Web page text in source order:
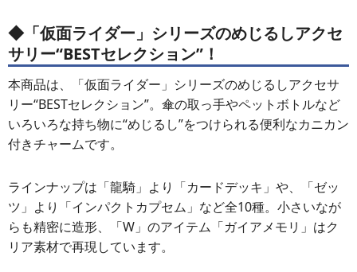
◆「仮面ライダー」シリーズのめじるしアクセ
サリー“BESTセレクション”！
本商品は、「仮面ライダー」シリーズのめじるしアクセサ
リー“BESTセレクション”。傘の取っ手やペットボトルなど
いろいろな持ち物に“めじるし”をつけられる便利なカニカン
付きチャームです。
ラインナップは「龍騎」より「カードデッキ」や、「ゼッ
ツ」より「インパクトカプセム」など全10種。小さいなが
らも精密に造形、「W」のアイテム「ガイアメモリ」はク
リア素材で再現しています。